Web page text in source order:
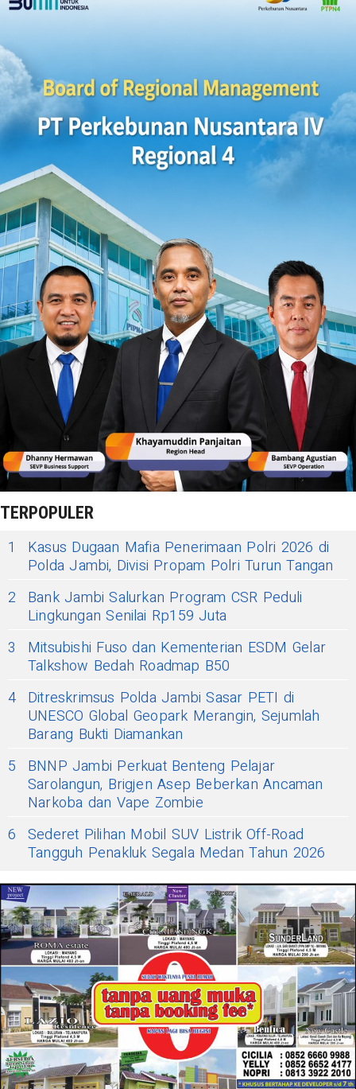
TERPOPULER
1
Kasus Dugaan Mafia Penerimaan Polri 2026 di
Polda Jambi, Divisi Propam Polri Turun Tangan
2
Bank Jambi Salurkan Program CSR Peduli
Lingkungan Senilai Rp159 Juta
3
Mitsubishi Fuso dan Kementerian ESDM Gelar
Talkshow Bedah Roadmap B50
4 Ditreskrimsus Polda Jambi Sasar PETI di
UNESCO Global Geopark Merangin, Sejumlah
Barang Bukti Diamankan
5
BNNP Jambi Perkuat Benteng Pelajar
Sarolangun, Brigjen Asep Beberkan Ancaman
Narkoba dan Vape Zombie
6 Sederet Pilihan Mobil SUV Listrik Off-Road
Tangguh Penakluk Segala Medan Tahun 2026